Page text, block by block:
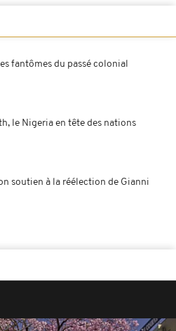
fantômes du passé colonial
le Nigeria en tête des nations
soutien à la réélection de Gianni